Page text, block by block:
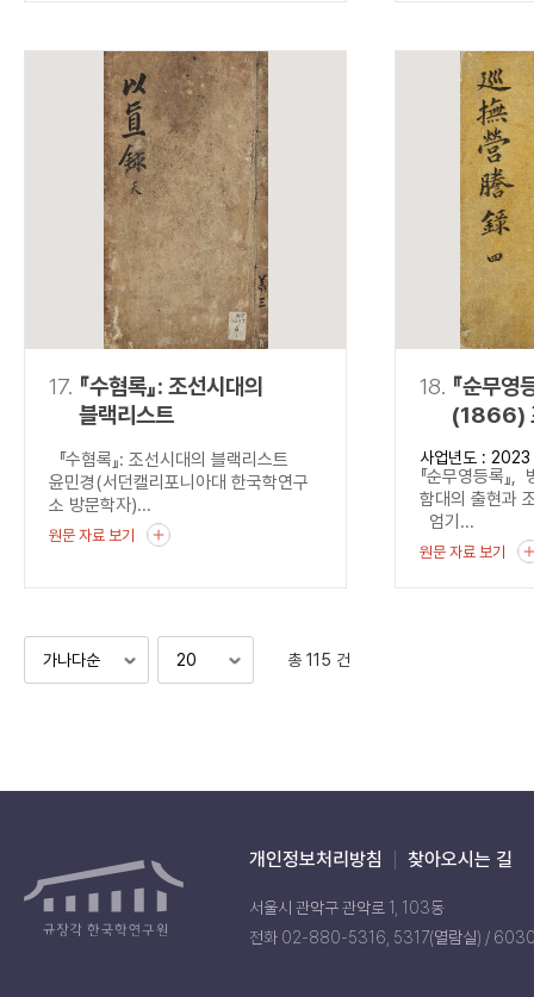
17. 『수혐록』: 조선시대의
블랙리스트
『수혐록』: 조선시대의 블랙리스트
윤민경(서던캘리포니아대 한국학연구
소 방문학자)...
원문 자료 보기
18. 『순무영
(1866)
출현과
기록
사업년도 : 2023
『순무영등록
함대의 출현과
엄기...
원문 자료 보기
총 115 건
개인정보처리방침 찾아오시는 길
서울시 관악구 관악로 1, 103동
전화 02-880-5316, 5317(열람실) /